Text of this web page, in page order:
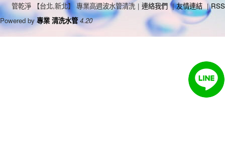
管乾淨 【台北,新北】 專業高週波水管清洗 | 連絡我們 | 友情連結 | RSS
Powered by 專業 清洗水管 4.20